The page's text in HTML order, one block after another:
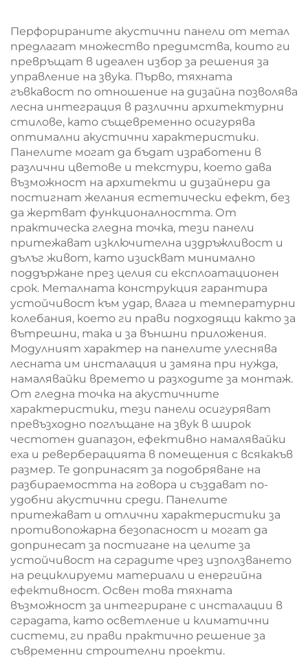
вълна Строителна
изолационна панел
защита
Перфорираните акустични панели от метал
предлагат множество предимства, които ги
превръщат в идеален избор за решения за
управление на звука. Първо, тяхната
гъвкавост по отношение на дизайна позволява
лесна интеграция в различни архитектурни
стилове, като същевременно осигурява
оптимални акустични характеристики.
Панелите могат да бъдат изработени в
различни цветове и текстури, което дава
възможност на архитекти и дизайнери да
постигнат желания естетически ефект, без
да жертват функционалността. От
практическа гледна точка, тези панели
притежават изключителна издръжливост и
дълъг живот, като изискват минимално
поддържане през целия си експлоатационен
срок. Металната конструкция гарантира
устойчивост към удар, влага и температурни
колебания, което ги прави подходящи както за
вътрешни, така и за външни приложения.
Модулният характер на панелите улеснява
лесната им инсталация и замяна при нужда,
намалявайки времето и разходите за монтаж.
От гледна точка на акустичните
характеристики, тези панели осигуряват
превъзходно поглъщане на звук в широк
честотен диапазон, ефективно намалявайки
еха и реверберацията в помещения с всякакъв
размер. Те допринасят за подобряване на
разбираемостта на говора и създават по-
удобни акустични среди. Панелите
притежават и отлични характеристики за
противопожарна безопасност и могат да
допринесат за постигане на целите за
устойчивост на сградите чрез използването
на рециклируеми материали и енергийна
ефективност. Освен това тяхната
възможност за интегриране с инсталации в
сградата, като осветление и климатични
системи, ги прави практично решение за
съвременни строителни проекти.